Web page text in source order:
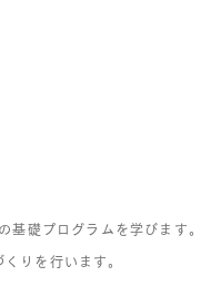
基礎プログラムを学びます。
りを行います。